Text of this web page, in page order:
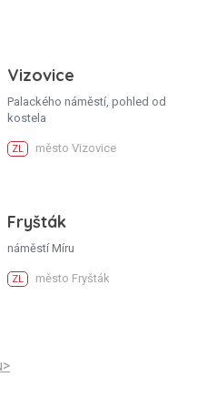
Vizovice
Palackého náměstí, pohled od
kostela
ZL město Vizovice
Fryšták
náměstí Míru
ZL město Fryšták